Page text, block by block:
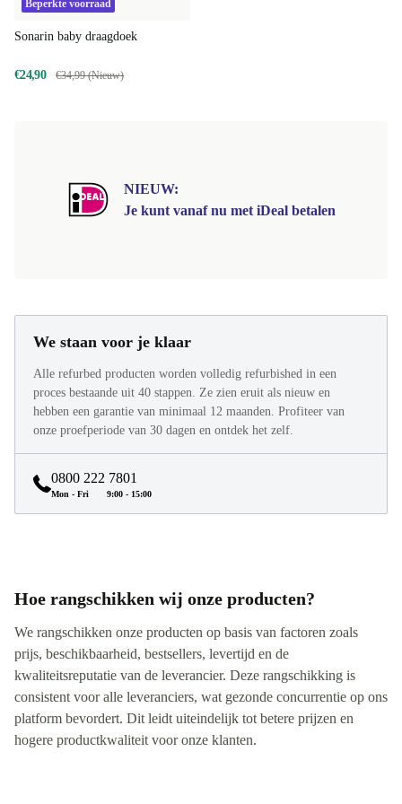
Beperkte voorraad
Sonarin baby draagdoek
€24,90 €34,99 (Nieuw)
NIEUW:
Je kunt vanaf nu met iDeal betalen
We staan voor je klaar
Alle refurbed producten worden volledig refurbished in een
proces bestaande uit 40 stappen. Ze zien eruit als nieuw en
hebben een garantie van minimaal 12 maanden. Profiteer van
onze proefperiode van 30 dagen en ontdek het zelf.
0800 222 7801
Mon - Fri 9:00 - 15:00
Hoe rangschikken wij onze producten?
We rangschikken onze producten op basis van factoren zoals
prijs, beschikbaarheid, bestsellers, levertijd en de
kwaliteitsreputatie van de leverancier. Deze rangschikking is
consistent voor alle leveranciers, wat gezonde concurrentie op ons
platform bevordert. Dit leidt uiteindelijk tot betere prijzen en
hogere productkwaliteit voor onze klanten.